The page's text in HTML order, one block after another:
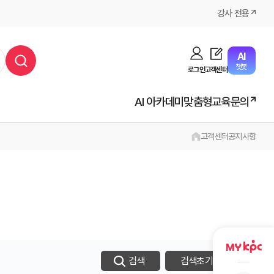
강사 전용
로그인고객센터
AI
챗봇
AI 아카데미 맞춤형교육문의
고객센터공지사항
검색 검색초기화